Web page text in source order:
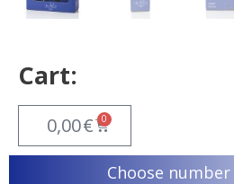
Cart:
0,00€ 0
Choose